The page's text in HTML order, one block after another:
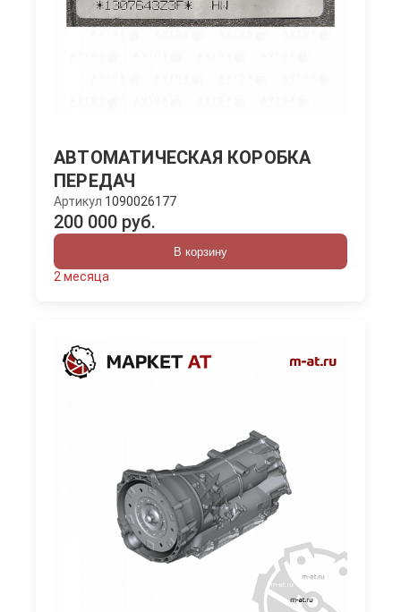
АВТОМАТИЧЕСКАЯ КОРОБКА
ПЕРЕДАЧ
Артикул 1090026177
200 000 руб.
В корзину
2 месяца